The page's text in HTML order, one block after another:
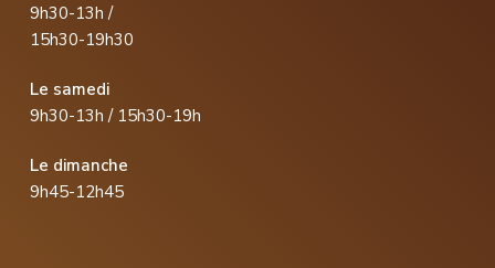
9h30-13h /
15h30-19h30
Le samedi
9h30-13h / 15h30-19h
Le dimanche
9h45-12h45